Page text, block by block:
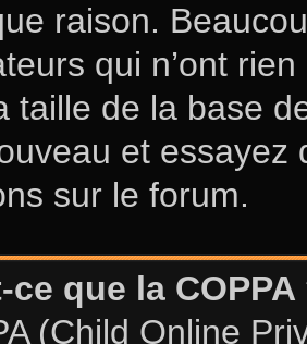
raison.
qui n’ont
taille de la base
et essayez
sur le forum.
ce que la COPPA
(Child Online